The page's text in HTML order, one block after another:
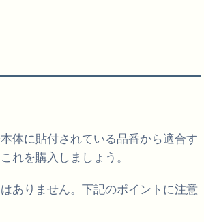
体に貼付されている品番から適合す
れを購入しましょう。
ありません。下記のポイントに注意